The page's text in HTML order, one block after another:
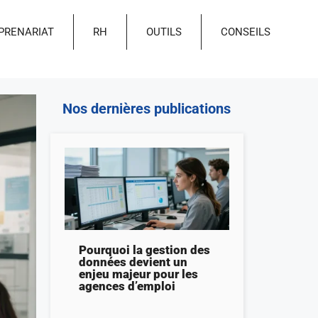
RH OUTILS CONSEILS
Nos dernières publications
Pourquoi la gestion des
données devient un
enjeu majeur pour les
agences d’emploi